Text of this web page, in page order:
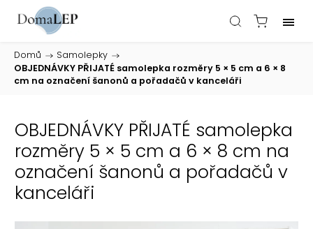
Domů / Samolepky /
OBJEDNÁVKY PŘIJATÉ samolepka rozměry 5 × 5 cm a 6 × 8
cm na označení šanonů a pořadačů v kanceláři
OBJEDNÁVKY PŘIJATÉ samolepka
rozměry 5 × 5 cm a 6 × 8 cm na
označení šanonů a pořadačů v
kanceláři